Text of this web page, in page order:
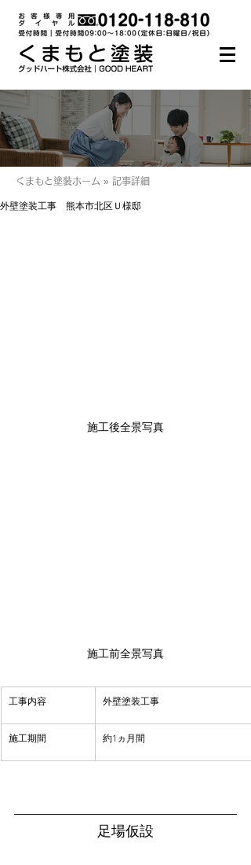
くまもと塗装ホーム » 記事詳細
外壁塗装工事 熊本市北区Ｕ様邸
施工後全景写真
施工前全景写真
​工事内容 ​外壁塗装工事
​施工期間 約1ヵ月間
足場仮設